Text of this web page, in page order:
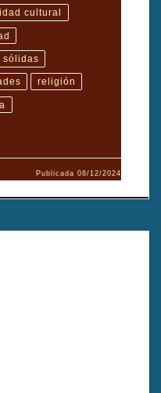
cultural
sólidas
religión
Publicada08/12/2024